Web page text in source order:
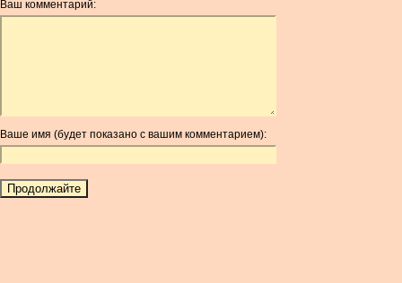
AOA
AUR
AWG
BAM
Ваш комментарий:
Ваше имя (будет показано с вашим комментарием):